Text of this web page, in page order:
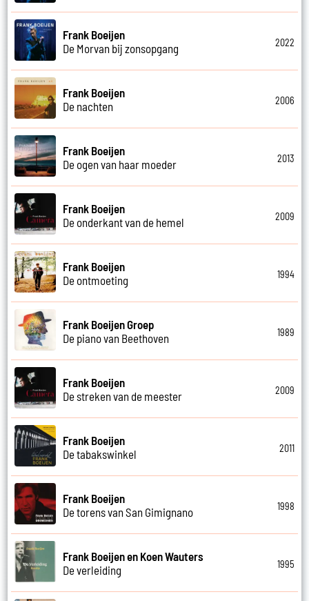
Frank Boeijen
De Morvan bij zonsopgang
2022
Frank Boeijen
De nachten
2006
Frank Boeijen
De ogen van haar moeder
2013
Frank Boeijen
De onderkant van de hemel
2009
Frank Boeijen
De ontmoeting
1994
Frank Boeijen Groep
De piano van Beethoven
1989
Frank Boeijen
De streken van de meester
2009
Frank Boeijen
De tabakswinkel
2011
Frank Boeijen
De torens van San Gimignano
1998
Frank Boeijen en Koen Wauters
De verleiding
1995